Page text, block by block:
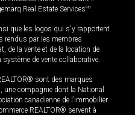
Real Estate ServicesMD
que les logos qui s'y rapportent
rendus par les membres
de la vente et de la location de
de vente collaborative.
sont des marques
une compagnie dont la National
canadienne de l’immobilier
REALTOR® servent à